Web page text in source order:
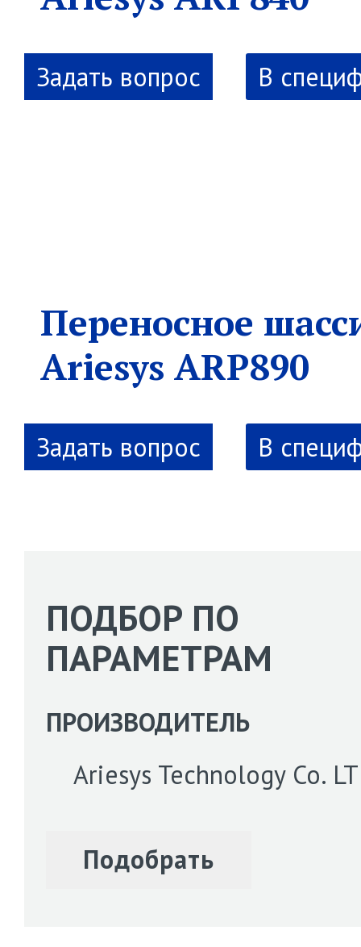
В
Переносное
Ariesys ARP890
В
ПОДБОР ПО
ПАРАМЕТРАМ
ПРОИЗВОДИТЕЛЬ
Ariesys Technology Co.